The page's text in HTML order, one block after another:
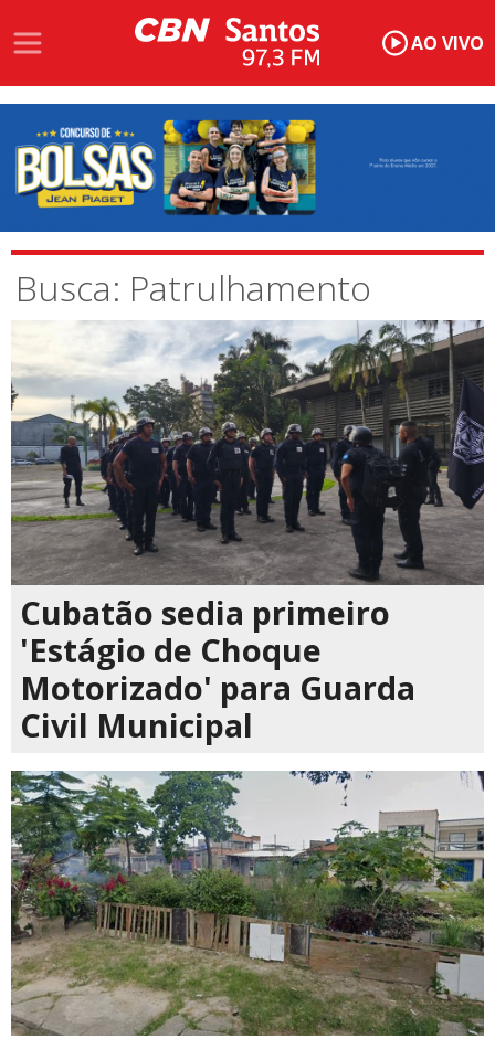
AO VIVO
Busca: Patrulhamento
Cubatão sedia primeiro
'Estágio de Choque
Motorizado' para Guarda
Civil Municipal